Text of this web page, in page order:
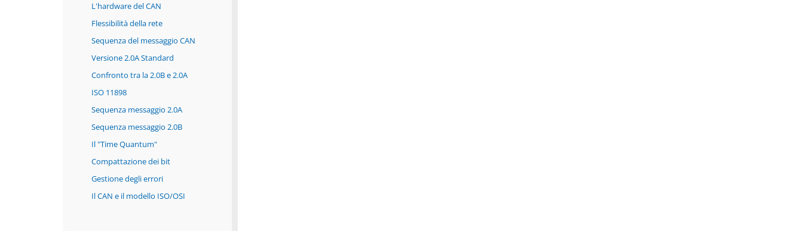
L'hardware del CAN
Flessibilità della rete
Sequenza del messaggio CAN
Versione 2.0A Standard
Confronto tra la 2.0B e 2.0A
ISO 11898
Sequenza messaggio 2.0A
Sequenza messaggio 2.0B
Il "Time Quantum"
Compattazione dei bit
Gestione degli errori
Il CAN e il modello ISO/OSI